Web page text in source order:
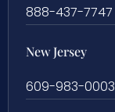
888-437-7747
New Jersey
609-983-0003